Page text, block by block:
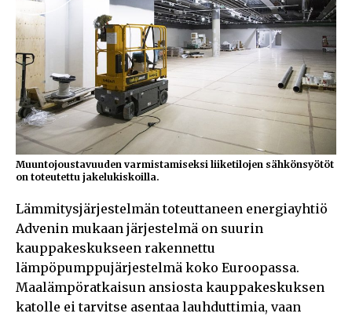
Muuntojoustavuuden varmistamiseksi liiketilojen sähkönsyötöt
on toteutettu jakelukiskoilla.
Lämmitysjärjestelmän toteuttaneen energiayhtiö
Advenin mukaan järjestelmä on suurin
kauppakeskukseen rakennettu
lämpöpumppujärjestelmä koko Euroopassa.
Maalämpöratkaisun ansiosta kauppakeskuksen
katolle ei tarvitse asentaa lauhduttimia, vaan